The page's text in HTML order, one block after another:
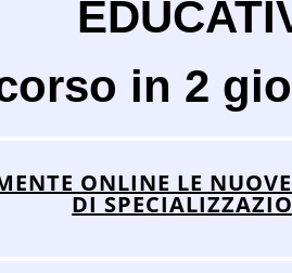
in 2
ONLINE LE
DI